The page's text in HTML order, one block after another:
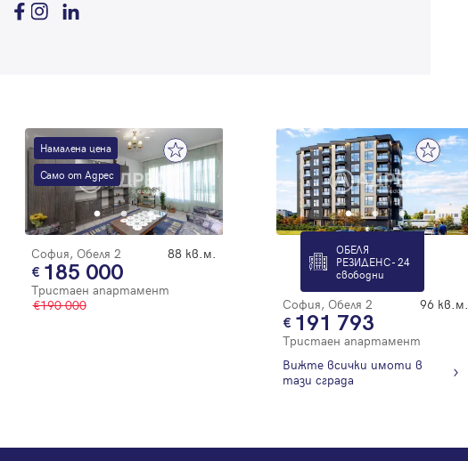
Намалена цена
Само от Адрес
София, Обеля 2 88 кв.м.
185 000
Тристаен апартамент
190 000
ОБЕЛЯ
РЕЗИДЕНС - 24
свободни
София, Обеля 2 96 кв.м.
191 793
Тристаен апартамент
Вижте всички имоти в
тази сграда
Регистрация